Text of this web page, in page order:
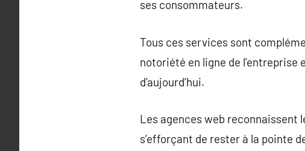
ses consommateurs.
Tous ces services sont
notoriété en ligne de
d’aujourd’hui.
Les agences web reconnaissent
s’efforçant de rester à la pointe